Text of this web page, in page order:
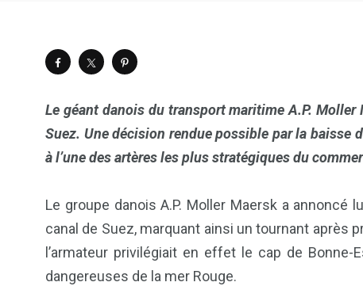
Le géant danois du transport maritime A.P.
Suez. Une décision rendue possible par la baisse
à l’une des artères les plus stratégiques du
Le groupe danois A.P. Moller Maersk a
canal de Suez, marquant ainsi un tournant après
l’armateur privilégiait en effet le cap de Bonne-
dangereuses de la mer Rouge.